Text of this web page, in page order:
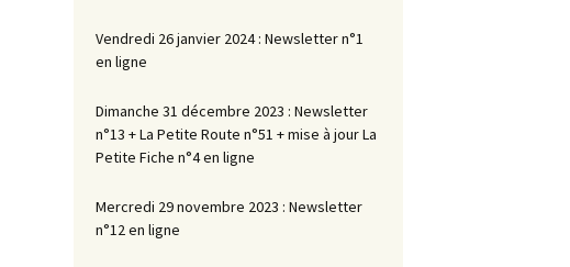
Vendredi 26 janvier 2024 : Newsletter n°1
en ligne
Dimanche 31 décembre 2023 : Newsletter
n°13 + La Petite Route n°51 + mise à jour La
Petite Fiche n°4 en ligne
Mercredi 29 novembre 2023 : Newsletter
n°12 en ligne